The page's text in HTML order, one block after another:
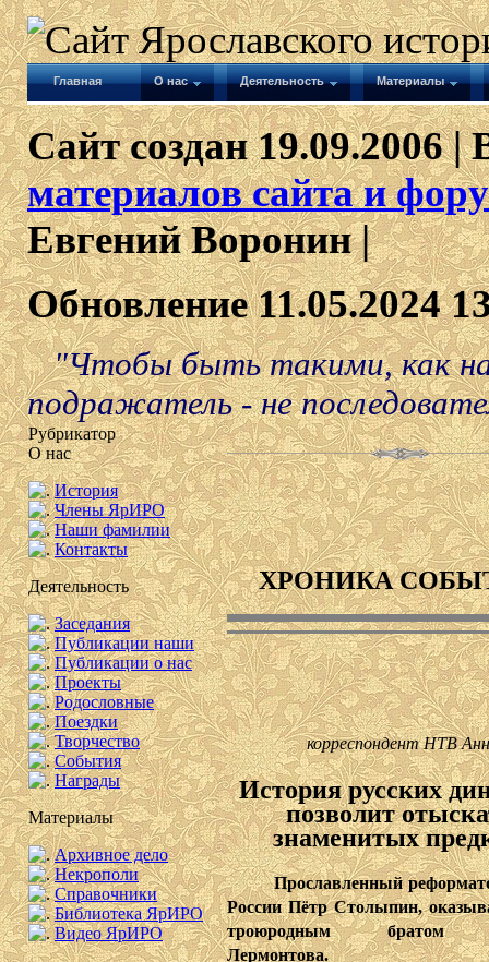
Главная О нас Деятельность Материалы
Сайт создан 19.09.2006 |
материалов сайта и
Евгений Воронин |
Обновление 11.05.2024
"Чтобы быть такими, как
подражатель - не
Рубрикатор
О нас
История
Члены ЯрИРО
Наши фамилии
Контакты
Деятельность
Заседания
Публикации наши
Публикации о нас
Проекты
Родословные
Поездки
Творчество
События
Награды
Материалы
Архивное дело
Некрополи
Справочники
Библиотека ЯрИРО
Видео ЯрИРО
ХРОНИКА
корреспондент НТВ
История русских
позволит
знаменитых
Прославленный
России Пётр Столыпин,
троюродным братом
Лермонтова.